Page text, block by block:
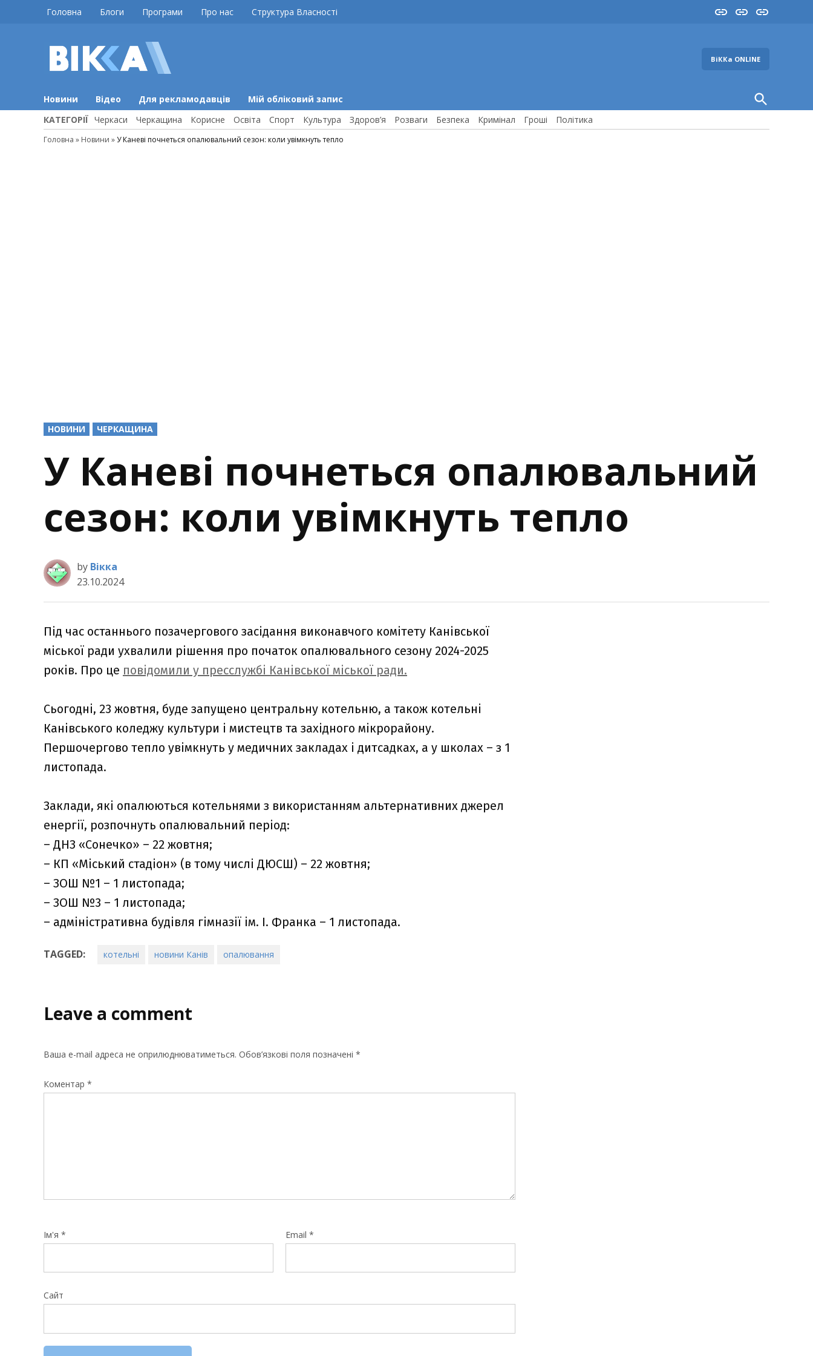
Головна Блоги Програми Про нас Структура Власності InstaYouTube
FB
ВіККа ONLINE
Новини Відео Для рекламодавців Мій обліковий запис
Open
Search
КАТЕГОРІЇ Черкаси Черкащина Корисне Освіта Спорт Культура Здоров’я Розваги Безпека Кримінал Гроші Політика
Головна » Новини »У Каневі почнеться опалювальний сезон: коли увімкнуть тепло
POSTED
IN
НОВИНИ ЧЕРКАЩИНА
У Каневі почнеться опалювальний
сезон: коли увімкнуть тепло
by Вікка
23.10.2024
Під час останнього позачергового засідання виконавчого комітету Канівської
міської ради ухвалили рішення про початок опалювального сезону 2024-2025
років. Про це повідомили у пресслужбі Канівської міської ради.
Сьогодні, 23 жовтня, буде запущено центральну котельню, а також котельні
Канівського коледжу культури і мистецтв та західного мікрорайону.
Першочергово тепло увімкнуть у медичних закладах і дитсадках, а у школах – з 1
листопада.
Заклади, які опалюються котельнями з використанням альтернативних джерел
енергії, розпочнуть опалювальний період:
– ДНЗ «Сонечко» – 22 жовтня;
– КП «Міський стадіон» (в тому числі ДЮСШ) – 22 жовтня;
– ЗОШ №1 – 1 листопада;
– ЗОШ №3 – 1 листопада;
– адміністративна будівля гімназії ім. І. Франка – 1 листопада.
TAGGED: котельні новини Канів опалювання
Leave a comment
Ваша e-mail адреса не оприлюднюватиметься. Обов’язкові поля позначені *
Коментар *
Ім'я * Email *
Сайт